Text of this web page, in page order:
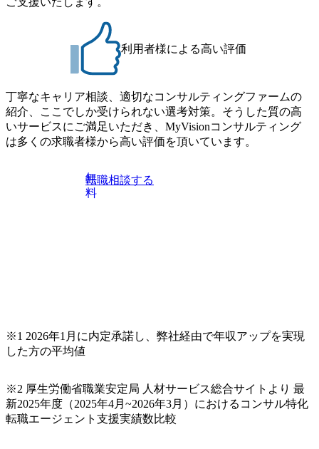
上 - BIG4のStrategy部門におけるコンサルティング経験2
プし、バイタリティーを持ってチャレンジできる方 ・自ら
コンサル業界やクライアント動向を把握し、クライアント
や自社への提案などに積極的に関わることができる方 ・ス
ケジューリング(優先順位付け含む)など、ビジネスベーシッ
クスキルが習得できている方
通常の選考フローと異なり、事前に適性検査をご受検いた
だきます。 ● 詳細 デジタルイノベーション事業部でのポジ
ションサーチになります。 ご経験やスキル、そして適性や
志向性に合わせて、以下のいずれかの役割でご活躍いただ
きます。 ※本求人はレバテック株式会社の雇用となりま
す。 ＜ITコンサルタント＞ Webアプリケーション、SaaS系
の領域において、大手・ベンチャー・スタートアップ企業
に対する課題解決支援を行います。 直近の案件では、大規
模基幹システムにおける最上流のPoC(概念実証)支援から構
います。 生成AIなどの最新技術とシステムを活用し、顧客
の業務革新と効率化の実現に貢献します。 ＜PL/PM＞ 顧客
ご担当いただき、当社の社員が業務面をサポートしつつ、
徐々に対応範囲を広げていただきます。 ＜QAエンジニア＞
ルティング領域)から参画いただきます。 課題選定から顧客
への企画提案、そして実行までを一気通貫で支援していた
だきます。 アジャイル開発を通じて顧客の要望や提案を柔
軟に取り入れながら改善サイクルを回すため、ご自身の提
利用者様による高い評価
丁寧なキャリア相談、適切なコンサルティングファームの
紹介、ここでしか受けられない選考対策。そうした質の高
いサービスにご満足いただき、MyVisionコンサルティング
は多くの求職者様から高い評価を頂いています。
無
料
転職相談する
※1 2026年1月に内定承諾し、弊社経由で年収アップを実現
した方の平均値
※2 厚生労働省職業安定局 人材サービス総合サイトより 最
新2025年度（2025年4月~2026年3月）におけるコンサル特化
転職エージェント支援実績数比較